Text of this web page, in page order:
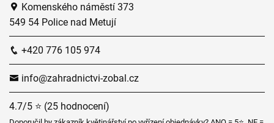
Komenského náměstí 373
549 54 Police nad Metují
+420 776 105 974
info@zahradnictvi-zobal.cz
4.7/5 ⭐ (25 hodnocení)